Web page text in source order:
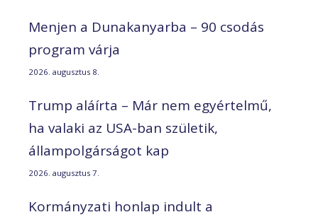
Menjen a Dunakanyarba – 90 csodás
program várja
2026. augusztus 8.
Trump aláírta – Már nem egyértelmű,
ha valaki az USA-ban születik,
állampolgárságot kap
2026. augusztus 7.
Kormányzati honlap indult a